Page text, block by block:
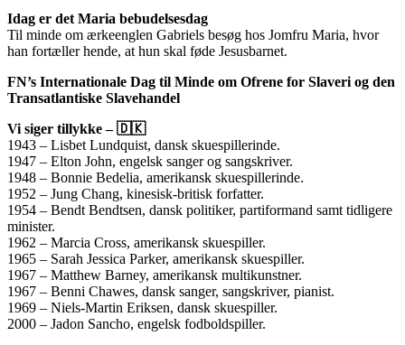
Idag er det Maria bebudelsesdag
Til minde om ærkeenglen Gabriels besøg hos Jomfru Maria, hvor
han fortæller hende, at hun skal føde Jesusbarnet.
FN’s Internationale Dag til Minde om Ofrene for Slaveri og den
Transatlantiske Slavehandel
Vi siger tillykke – 🇩🇰
1943 – Lisbet Lundquist, dansk skuespillerinde.
1947 – Elton John, engelsk sanger og sangskriver.
1948 – Bonnie Bedelia, amerikansk skuespillerinde.
1952 – Jung Chang, kinesisk-britisk forfatter.
1954 – Bendt Bendtsen, dansk politiker, partiformand samt tidligere
minister.
1962 – Marcia Cross, amerikansk skuespiller.
1965 – Sarah Jessica Parker, amerikansk skuespiller.
1967 – Matthew Barney, amerikansk multikunstner.
1967 – Benni Chawes, dansk sanger, sangskriver, pianist.
1969 – Niels-Martin Eriksen, dansk skuespiller.
2000 – Jadon Sancho, engelsk fodboldspiller.